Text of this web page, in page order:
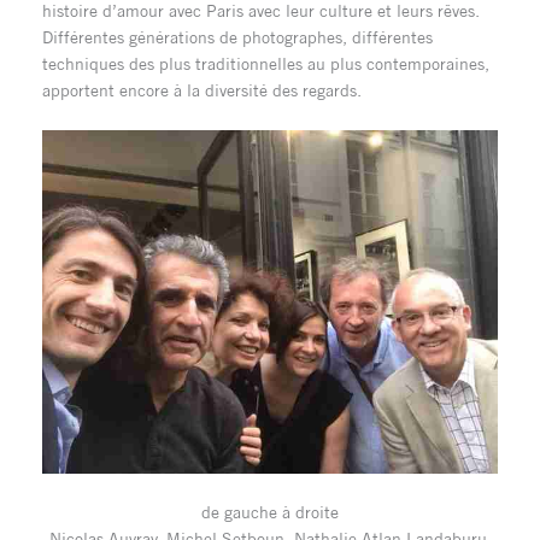
histoire d’amour avec Paris avec leur culture et leurs rêves.
Différentes générations de photographes, différentes
techniques des plus traditionnelles au plus contemporaines,
apportent encore à la diversité des regards.
de gauche à droite